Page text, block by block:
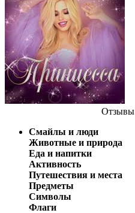
Отзывы
Смайлы и люди
Животные и природа
Еда и напитки
Активность
Путешествия и места
Предметы
Символы
Флаги